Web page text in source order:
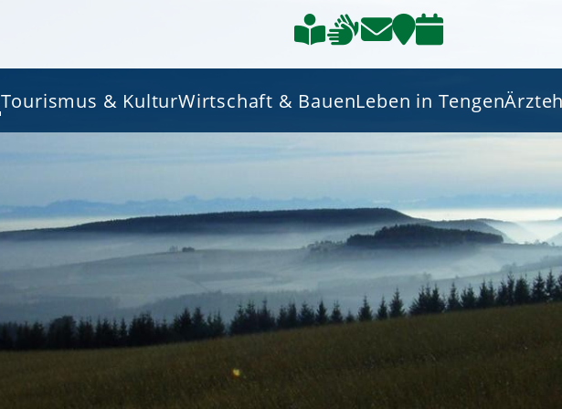
Tourismus & KulturWirtschaft & BauenLeben in Tengen